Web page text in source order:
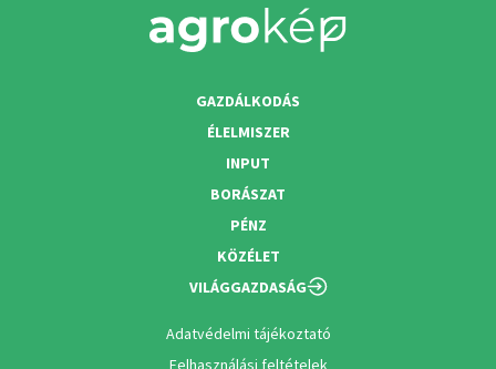
GAZDÁLKODÁS
ÉLELMISZER
INPUT
BORÁSZAT
PÉNZ
KÖZÉLET
VILÁGGAZDASÁG
Adatvédelmi tájékoztató
Felhasználási feltételek